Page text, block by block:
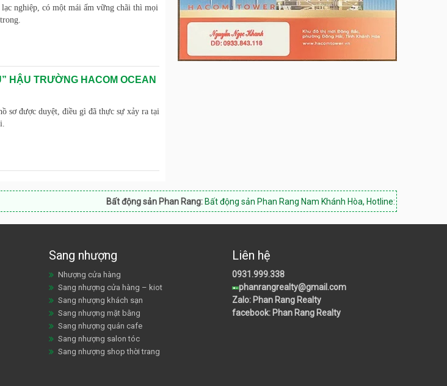
nghiệp, có một mái ấm vững chãi thì mọi
HẬU TRƯỜNG HACOM OCEAN
sơ được duyệt, điều gì đã thực sự xảy ra tại
Bất động sản Phan Rang:Bất động sản Phan Rang Nam Khánh Hòa, Hotline: 0933.843.118
Sang nhượng
Nhượng cửa hàng
Sang nhượng cửa hàng – kiot
Sang nhượng khách sạn
Sang nhượng mặt bằng
Sang nhượng quán cafe
Sang nhượng salon tóc
Sang nhượng shop thời trang
Liên hệ
0931.999.338
phanrangrealty@gmail.com
Zalo: Phan Rang Realty
facebook: Phan Rang Realty